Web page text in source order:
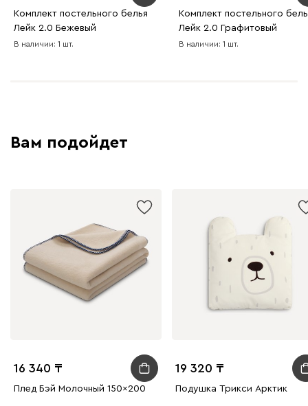
Комплект постельного белья
Лейк 2.0 Бежевый
В наличии: 1 шт.
Комплект постельного
Лейк 2.0 Графитовый
В наличии: 1 шт.
Вам подойдет
16 340
Плед Бэй Молочный 150x200
19 320
Подушка Трикси Арктик